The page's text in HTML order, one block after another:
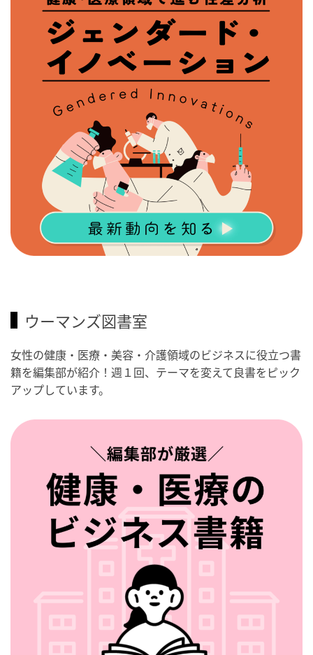
ウーマンズ図書室
女性の健康・医療・美容・介護領域のビジネスに役立つ書
籍を編集部が紹介！週１回、テーマを変えて良書をピック
アップしています。